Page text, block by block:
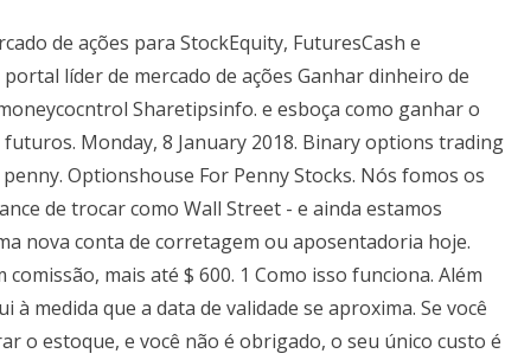
de ações para StockEquity, FuturesCash e
líder de mercado de ações Ganhar dinheiro de
Sharetipsinfo. e esboça como ganhar o
Monday, 8 January 2018. Binary options trading
Optionshouse For Penny Stocks. Nós fomos os
de trocar como Wall Street - e ainda estamos
nova conta de corretagem ou aposentadoria hoje.
mais até $ 600. 1 Como isso funciona. Além
à medida que a data de validade se aproxima. Se você
o estoque, e você não é obrigado, o seu único custo é